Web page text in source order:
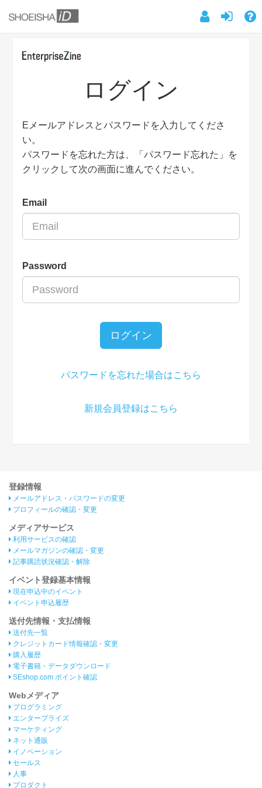
ログイン
Eメールアドレスとパスワードを入力してくださ
い。
パスワードを忘れた方は、「パスワード忘れた」を
クリックして次の画面に進んでください。
Email
Password
ログイン
パスワードを忘れた場合はこちら
新規会員登録はこちら
登録情報
メールアドレス・パスワードの変更
プロフィールの確認・変更
メディアサービス
利用サービスの確認
メールマガジンの確認・変更
記事購読状況確認・解除
イベント登録基本情報
現在申込中のイベント
イベント申込履歴
送付先情報・支払情報
送付先一覧
クレジットカード情報確認・変更
購入履歴
電子書籍・データダウンロード
SEshop.com ポイント確認
Webメディア
プログラミング
エンタープライズ
マーケティング
ネット通販
イノベーション
セールス
人事
プロダクト